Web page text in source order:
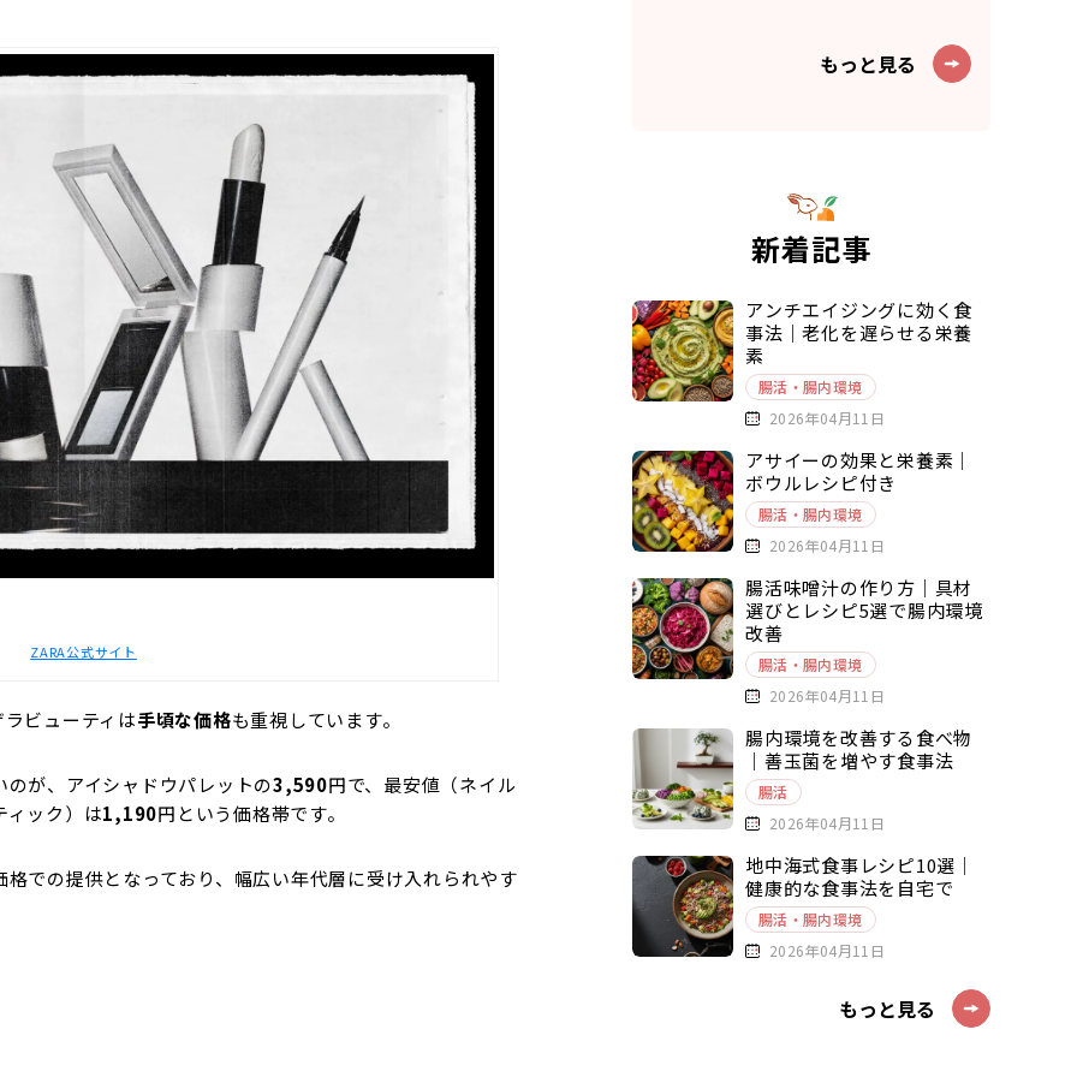
ZARA公式サイト
ビューティは手頃な価格も重視しています。
が、アイシャドウパレットの3,590円で、最安値（ネイル
ィック）は1,190円という価格帯です。
での提供となっており、幅広い年代層に受け入れられやす
もっと見る
新着記事
アンチエイジングに効く食
事法｜老化を遅らせる栄養
素
腸活・腸内環境
2026年04月11日
アサイーの効果と栄養素｜
ボウルレシピ付き
腸活・腸内環境
2026年04月11日
腸活味噌汁の作り方｜具材
選びとレシピ5選で腸内環境
改善
腸活・腸内環境
2026年04月11日
腸内環境を改善する食べ物
｜善玉菌を増やす食事法
腸活
2026年04月11日
地中海式食事レシピ10選｜
健康的な食事法を自宅で
腸活・腸内環境
2026年04月11日
もっと見る